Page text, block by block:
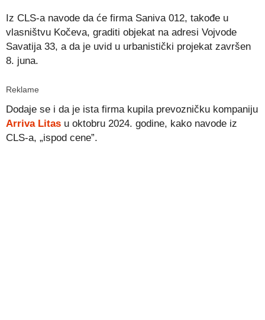
Iz CLS-a navode da će firma Saniva 012, takođe u
vlasništvu Kočeva, graditi objekat na adresi Vojvode
Savatija 33, a da je uvid u urbanistički projekat završen
8. juna.
Reklame
Dodaje se i da je ista firma kupila prevozničku kompaniju
Arriva Litas u oktobru 2024. godine, kako navode iz
CLS-a, „ispod cene”.